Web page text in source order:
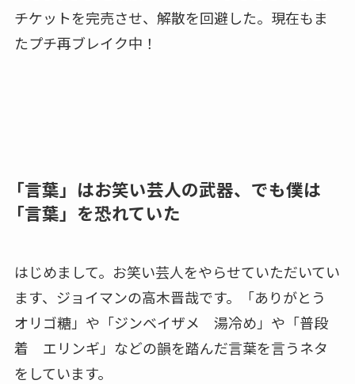
チケットを完売させ、解散を回避した。現在もま
たプチ再ブレイク中！
「言葉」はお笑い芸人の武器、でも僕は
「言葉」を恐れていた
はじめまして。お笑い芸人をやらせていただいてい
ます、ジョイマンの高木晋哉です。「ありがとう
オリゴ糖」や「ジンベイザメ 湯冷め」や「普段
着 エリンギ」などの韻を踏んだ言葉を言うネタ
をしています。